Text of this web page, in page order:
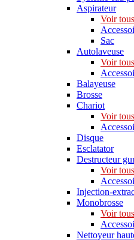
Aspirateur
Voir
Sac
Autolaveuse
Voir
Balayeuse
Brosse
Chariot
Voir
Disque
Esclatator
Destructeur
Voir
Injection-
Monobrosse
Voir
Nettoyeur